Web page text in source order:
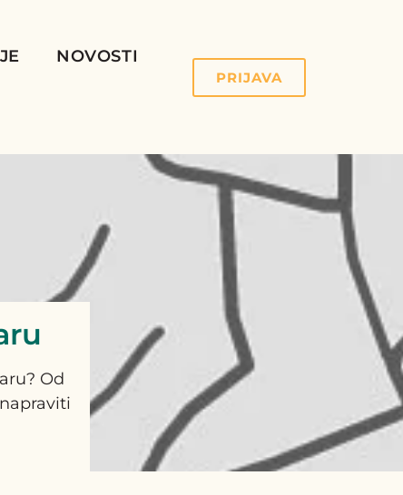
NOVOSTI
PRIJAVA
Od